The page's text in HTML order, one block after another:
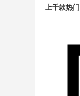
上千款热